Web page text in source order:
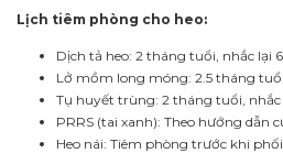
Lịch tiêm phòng cho heo:
Dịch tả heo: 2 tháng tuổi, nhắc lại
Lở mồm long móng: 2.5 tháng
Tụ huyết trùng: 2 tháng tuổi,
PRRS (tai xanh): Theo hướng dẫn
Heo nái: Tiêm phòng trước khi